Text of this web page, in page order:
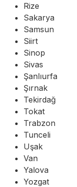
Rize
Sakarya
Samsun
Siirt
Sinop
Sivas
Şanlıurfa
Şırnak
Tekirdağ
Tokat
Trabzon
Tunceli
Uşak
Van
Yalova
Yozgat